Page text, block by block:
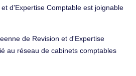
d'Expertise Comptable est joignable
de Revision et d'Expertise
au réseau de cabinets comptables